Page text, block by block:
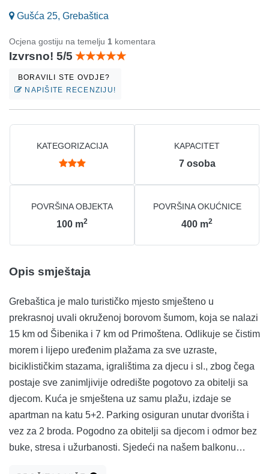
Gušća 25, Grebaštica
Ocjena gostiju na temelju 1 komentara
Izvrsno! 5/5
BORAVILI STE OVDJE?
NAPIŠITE RECENZIJU!
KATEGORIZACIJA KAPACITET
7 osoba
POVRŠINA OBJEKTA
100 m2
POVRŠINA OKUĆNICE
400 m2
Opis smještaja
Grebaštica je malo turističko mjesto smješteno u
prekrasnoj uvali okruženoj borovom šumom, koja se nalazi
15 km od Šibenika i 7 km od Primoštena. Odlikuje se čistim
morem i lijepo uređenim plažama za sve uzraste,
biciklističkim stazama, igralištima za djecu i sl., zbog čega
postaje sve zanimljivije odredište pogotovo za obitelji sa
djecom. Kuća je smještena uz samu plažu, izdaje se
apartman na katu 5+2. Parking osiguran unutar dvorišta i
vez za 2 broda. Pogodno za obitelji sa djecom i odmor bez
buke, stresa i užurbanosti. Sjedeći na našem balkonu